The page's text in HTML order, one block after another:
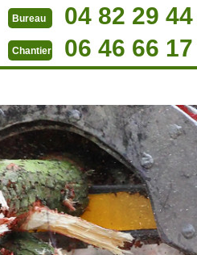
Bureau 04 82 29
Chantier 06 46 66